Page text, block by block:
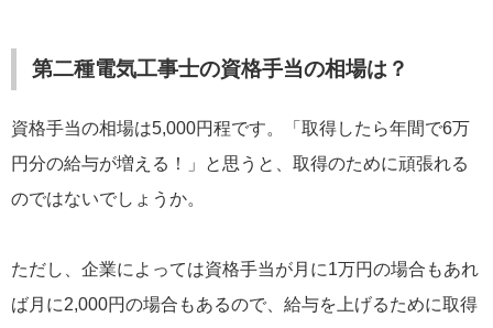
第二種電気工事士の資格手当の相場は？
資格手当の相場は5,000円程です。「取得したら年間で6万
円分の給与が増える！」と思うと、取得のために頑張れる
のではないでしょうか。
ただし、企業によっては資格手当が月に1万円の場合もあれ
ば月に2,000円の場合もあるので、給与を上げるために取得